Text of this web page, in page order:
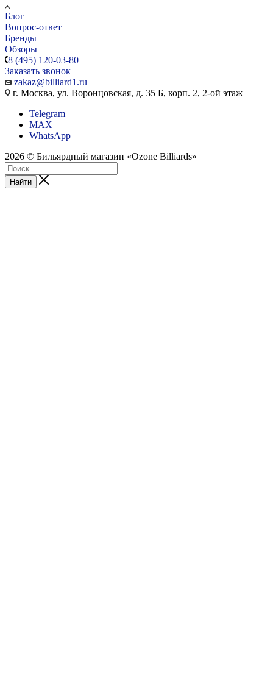
Блог
Вопрос-ответ
Бренды
Обзоры
8 (495) 120-03-80
Заказать звонок
zakaz@billiard1.ru
г. Москва, ул. Воронцовская, д. 35 Б, корп. 2, 2-ой этаж
Telegram
MAX
WhatsApp
2026 © Бильярдный магазин «Ozone Billiards»
Найти